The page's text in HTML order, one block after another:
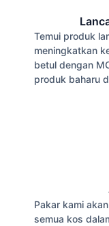
Temui produk
meningkatkan
betul dengan
produk baharu
Pakar kami
semua kos